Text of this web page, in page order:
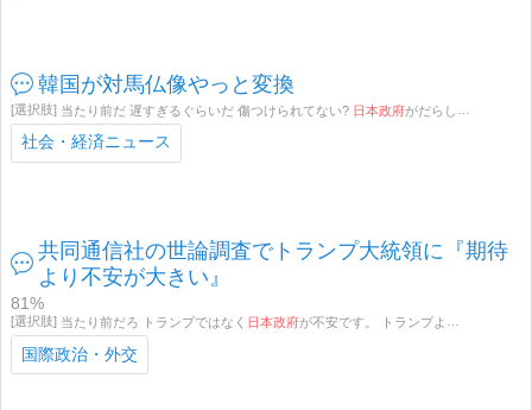
韓国が対馬仏像やっと変換
当たり前だ 遅すぎるぐらいだ 傷つけられてない? 日本政府がだらしないからだ 反日なのに何で日本の仏像を盗むのか理解できない 世界中から馬鹿にされても自公政権を支持します その他
社会・経済ニュース
共同通信社の世論調査でトランプ大統領に『期待
より不安が大きい』
81%
当たり前だろ トランプではなく 日本政府が不安です。 トランプより石破政権の方が不安です いっその事、政府ではなく山本太郎さんに外交をお願いしてみては いっその事、政府ではなく雅子皇后様に外交をお願いしてみては、 餓死しても自公政権を支持します その他
国際政治・外交